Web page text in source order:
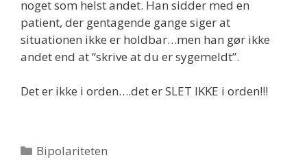
noget som helst andet. Han sidder med en
patient, der gentagende gange siger at
situationen ikke er holdbar…men han gør ikke
andet end at “skrive at du er sygemeldt”.
Det er ikke i orden….det er SLET IKKE i orden!!!
Kategorier
Bipolariteten